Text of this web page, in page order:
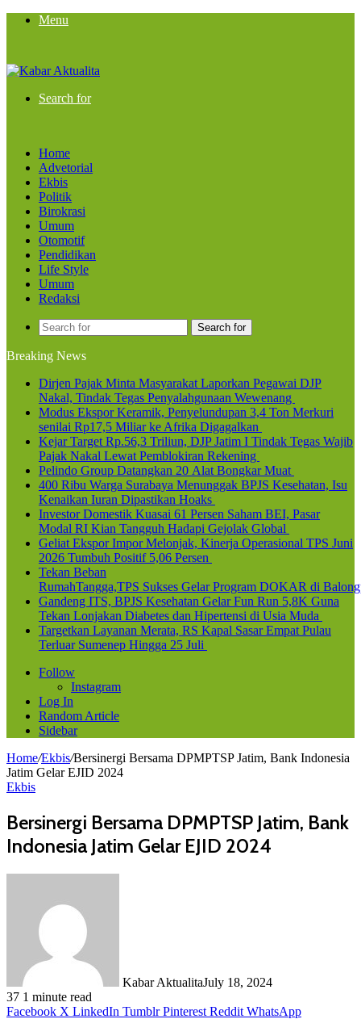
Menu
Search for
Home
Advetorial
Ekbis
Politik
Birokrasi
Umum
Otomotif
Pendidikan
Life Style
Umum
Redaksi
Search for
Breaking News
Dirjen Pajak Minta Masyarakat Laporkan Pegawai DJP
Nakal, Tindak Tegas Penyalahgunaan Wewenang
Modus Ekspor Keramik, Penyelundupan 3,4 Ton Merkuri
senilai Rp17,5 Miliar ke Afrika Digagalkan
Kejar Target Rp.56,3 Triliun, DJP Jatim I Tindak Tegas Wajib
Pajak Nakal Lewat Pemblokiran Rekening
Pelindo Group Datangkan 20 Alat Bongkar Muat
400 Ribu Warga Surabaya Menunggak BPJS Kesehatan, Isu
Kenaikan Iuran Dipastikan Hoaks
Investor Domestik Kuasai 61 Persen Saham BEI, Pasar
Modal RI Kian Tangguh Hadapi Gejolak Global
Geliat Ekspor Impor Melonjak, Kinerja Operasional TPS Juni
2026 Tumbuh Positif 5,06 Persen
Tekan Beban
RumahTangga,TPS Sukses Gelar Program DOKAR di
Gandeng ITS, BPJS Kesehatan Gelar Fun Run 5,8K Guna
Tekan Lonjakan Diabetes dan Hipertensi di Usia Muda
Targetkan Layanan Merata, RS Kapal Sasar Empat Pulau
Terluar Sumenep Hingga 25 Juli
Follow
Instagram
Log In
Random Article
Sidebar
Home/Ekbis/Bersinergi Bersama DPMPTSP Jatim, Bank Indonesia
Jatim Gelar EJID 2024
Ekbis
Bersinergi Bersama DPMPTSP Jatim, Bank
Indonesia Jatim Gelar EJID 2024
Kabar AktualitaJuly 18, 2024
37 1 minute read
Facebook X LinkedIn Tumblr Pinterest Reddit WhatsApp